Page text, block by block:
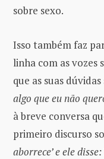
sobre sexo.
Isso também faz
linha com as vozes
que as suas
algo que eu não
à breve conversa
primeiro discurso
aborrece’ e ele